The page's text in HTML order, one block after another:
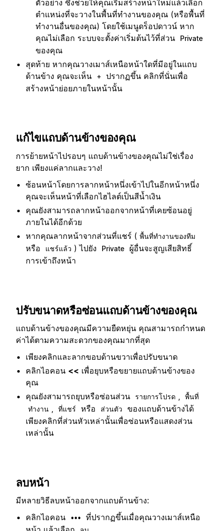
ตัวอย่าง ซึ่งช่วยให้คุณเริ่มสร้างหน้าใหม่แล้วเลือก
ตำแหน่งที่จะวางในพื้นที่ทำงานของคุณ (หรือพื้นที่
ทำงานอื่นของคุณ) โดยใช้เมนูดร็อปดาวน์ หาก
คุณไม่เลือก ระบบจะตั้งค่าเริ่มต้นไว้ที่ส่วน
Private
ของคุณ
สุดท้าย หากคุณวางเมาส์เหนือหน้าใดที่มีอยู่ในแถบ
ด้านข้าง คุณจะเห็น
+
ปรากฏขึ้น คลิกที่นั่นเพื่อ
สร้างหน้าย่อยภายในหน้านั้น
แก้ไขแถบด้านข้างของคุณ
การย้ายหน้าไปรอบๆ แถบด้านข้างของคุณไม่ใช่เรื่อง
ยาก เพียงแค่ลากและวาง!
ซ้อนหน้าโดยการลากหน้าหนึ่งเข้าไปในอีกหน้าหนึ่ง
คุณจะเห็นหน้าที่เลือกไฮไลต์เป็นสีน้ำเงิน
คุณยังสามารถลากหน้าออกจากหน้าที่เคยซ้อนอยู่
ภายในได้อีกด้วย
หากคุณลากหน้าจากส่วนที่แชร์ ( พื้นที่ทำงานของทีม
หรือ แชร์แล้ว ) ไปยัง Private
ผู้อื่นจะสูญเสียสิทธิ์
การเข้าถึงหน้า
ปรับขนาดหรือซ่อนแถบด้านข้างของคุณ
แถบด้านข้างของคุณมีความยืดหยุ่น คุณสามารถกำหนด
ค่าได้ตามความสะดวกของคุณมากที่สุด
เพียงคลิกและลากขอบด้านขวาเพื่อปรับขนาด
คลิกไอคอน << เพื่อยุบหรือขยายแถบด้านข้างของ
คุณ
คุณยังสามารถยุบหรือซ่อนส่วน รายการโปรด , พื้นที่
ทำงาน , ที่แชร์ หรือ ส่วนตัว
ของแถบด้านข้างได้
เพียงคลิกที่ส่วนหัวเหล่านั้นเพื่อซ่อนหรือแสดงส่วน
เหล่านั้น
ลบหน้า
มีหลายวิธีลบหน้าออกจากแถบด้านข้าง:
คลิกไอคอน
•••
ที่ปรากฏขึ้นเมื่อคุณวางเมาส์เหนือ